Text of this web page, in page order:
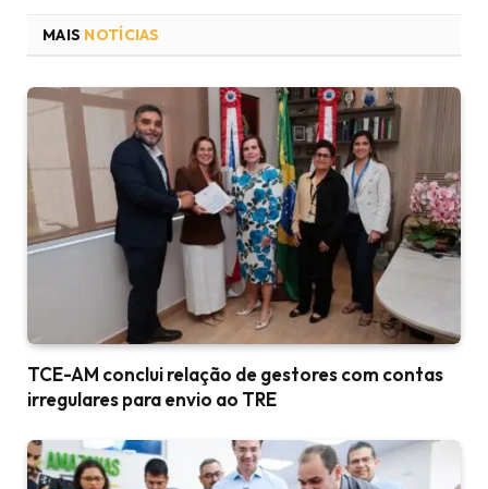
MAIS NOTÍCIAS
TCE-AM conclui relação de gestores com contas
irregulares para envio ao TRE